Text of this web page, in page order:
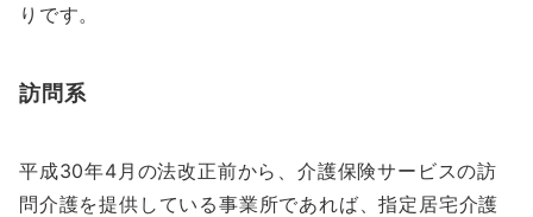
りです。
訪問系
平成30年4月の法改正前から、介護保険サービスの訪
問介護を提供している事業所であれば、指定居宅介護